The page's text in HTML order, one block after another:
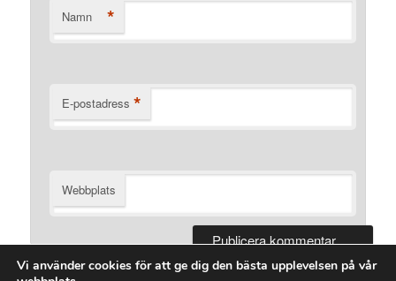
Namn *
E-postadress *
Webbplats
Vi använder cookies för att ge dig den bästa upplevelsen på vår